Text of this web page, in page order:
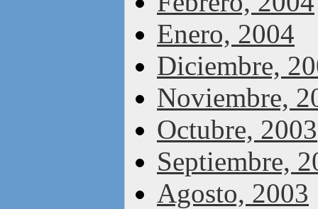
Enero, 2004
Diciembre,
Noviembre,
Octubre, 2003
Septiembre,
Agosto, 2003